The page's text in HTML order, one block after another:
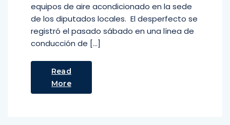
equipos de aire acondicionado en la sede
de los diputados locales. El desperfecto se
registró el pasado sábado en una línea de
conducción de […]
Read
More